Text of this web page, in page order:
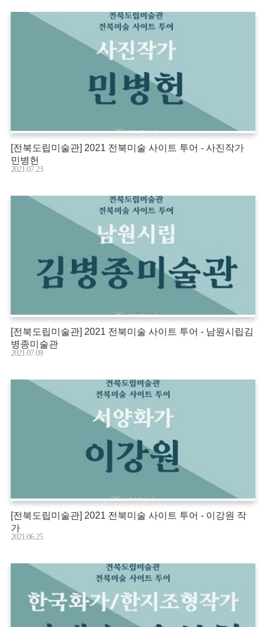
[전북도립미술관] 2021 전북미술 사이트 투어 - 사진작가
민병헌
2021.07.23
[전북도립미술관] 2021 전북미술 사이트 투어 - 남원시립김
병종미술관
2021.07.09
[전북도립미술관] 2021 전북미술 사이트 투어 - 이강원 작
가
2021.06.25